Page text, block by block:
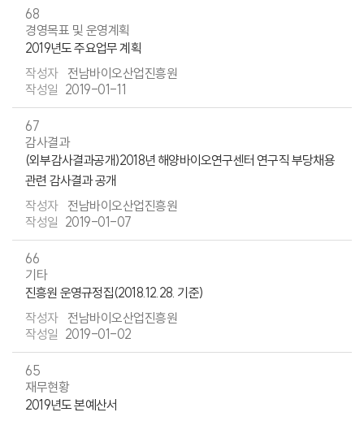
68
경영목표 및 운영계획
2019년도 주요업무 계획
전남바이오산업진흥원
2019-01-11
67
감사결과
(외부감사결과공개)2018년 해양바이오연구센터 연구직 부당채용
관련 감사결과 공개
전남바이오산업진흥원
2019-01-07
66
기타
진흥원 운영규정집(2018.12.28. 기준)
전남바이오산업진흥원
2019-01-02
65
재무현황
2019년도 본예산서